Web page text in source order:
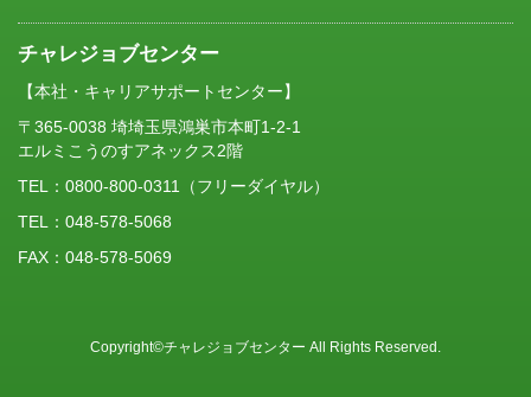
チャレジョブセンター
【本社・キャリアサポートセンター】
〒365-0038 埼埼玉県鴻巣市本町1-2-1
エルミこうのすアネックス2階
TEL： 0800-800-0311
（フリーダイヤル）
TEL：048-578-5068
FAX：048-578-5069
Copyright©チャレジョブセンター All Rights Reserved.